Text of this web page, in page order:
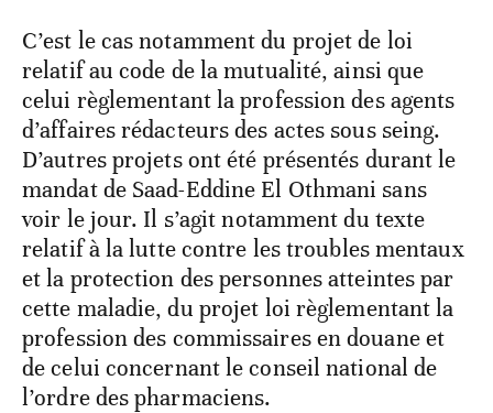
C’est le cas notamment du projet de loi
relatif au code de la mutualité, ainsi que
celui règlementant la profession des agents
d’affaires rédacteurs des actes sous seing.
D’autres projets ont été présentés durant le
mandat de Saad-Eddine El Othmani sans
voir le jour. Il s’agit notamment du texte
relatif à la lutte contre les troubles mentaux
et la protection des personnes atteintes par
cette maladie, du projet loi règlementant la
profession des commissaires en douane et
de celui concernant le conseil national de
l’ordre des pharmaciens.